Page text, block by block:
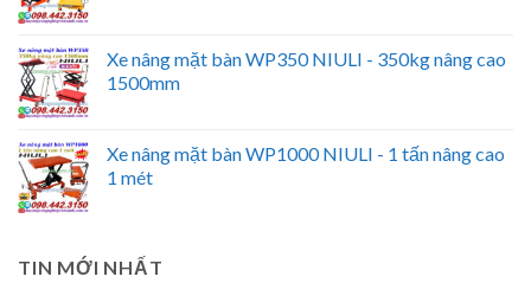
Xe nâng mặt bàn WP350 NIULI - 350kg nâng cao
1500mm
Xe nâng mặt bàn WP1000 NIULI - 1 tấn nâng cao
1 mét
TIN MỚI NHẤT